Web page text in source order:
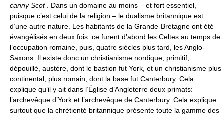
canny Scot. Dans un domaine au moins – et fort essentiel,
puisque c’est celui de la religion – le dualisme britannique est
d’une autre nature. Les habitants de la Grande-Bretagne ont été
évangélisés en deux fois: ce furent d’abord les Celtes au temps de
l’occupation romaine, puis, quatre siècles plus tard, les Anglo-
Saxons. Il existe donc un christianisme nordique, primitif,
dépouillé, austère, dont le bastion fut York, et un christianisme plus
continental, plus romain, dont la base fut Canterbury. Cela
explique qu’il y ait dans l’Église d’Angleterre deux primats:
l’archevêque d’York et l’archevêque de Canterbury. Cela explique
surtout que la chrétienté britannique présente toute la gamme des